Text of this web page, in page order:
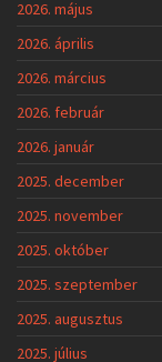
2026. május
2026. április
2026. március
2026. február
2026. január
2025. december
2025. november
2025. október
2025. szeptember
2025. augusztus
2025. július